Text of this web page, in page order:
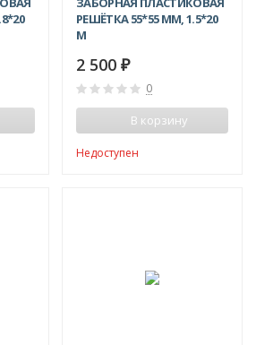
РЕШЁТКА 55*55 ММ, 1.5*20
М
2 500 ₽
0
В корзину
Недоступен